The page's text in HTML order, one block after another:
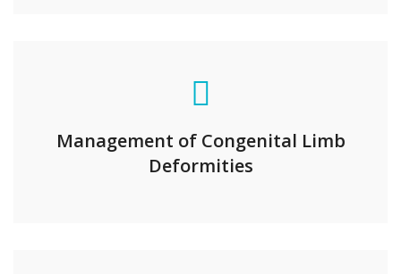
Management of Congenital Limb
Deformities